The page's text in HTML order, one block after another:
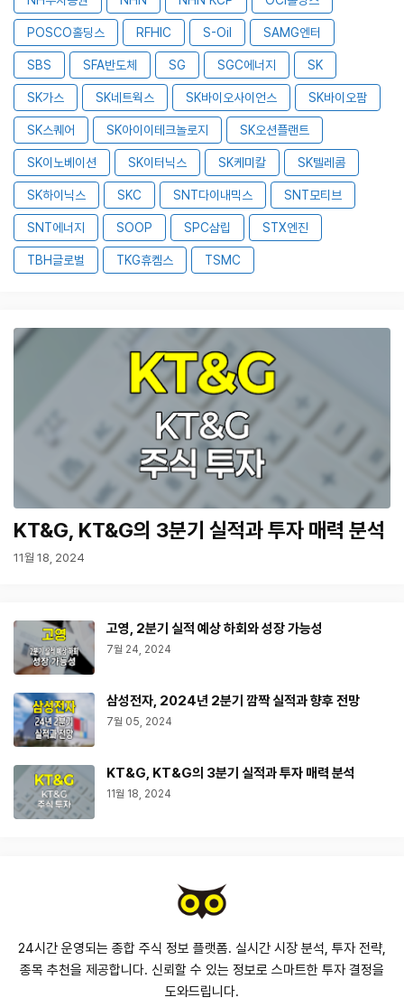
POSCO홀딩스 RFHIC S-Oil SAMG엔터
SBS SFA반도체 SG SGC에너지 SK
SK가스 SK네트웍스 SK바이오사이언스 SK바이오팜
SK스퀘어 SK아이이테크놀로지 SK오션플랜트
SK이노베이션 SK이터닉스 SK케미칼 SK텔레콤
SK하이닉스 SKC SNT다이내믹스 SNT모티브
SNT에너지 SOOP SPC삼립 STX엔진
TBH글로벌 TKG휴켐스 TSMC
KT&G, KT&G의 3분기 실적과 투자 매력 분석
11월 18, 2024
고영, 2분기 실적 예상 하회와 성장 가능성
7월 24, 2024
삼성전자, 2024년 2분기 깜짝 실적과 향후 전망
7월 05, 2024
KT&G, KT&G의 3분기 실적과 투자 매력 분석
11월 18, 2024
24시간 운영되는 종합 주식 정보 플랫폼. 실시간 시장 분석, 투자 전략,
종목 추천을 제공합니다. 신뢰할 수 있는 정보로 스마트한 투자 결정을
도와드립니다.